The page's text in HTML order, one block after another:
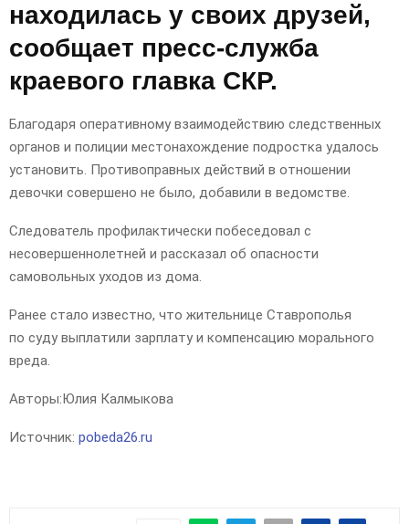
находилась у своих друзей,
сообщает пресс-служба
краевого главка СКР.
Благодаря оперативному взаимодействию следственных
органов и полиции местонахождение подростка удалось
установить. Противоправных действий в отношении
девочки совершено не было, добавили в ведомстве.
Следователь профилактически побеседовал с
несовершеннолетней и рассказал об опасности
самовольных уходов из дома.
Ранее стало известно, что жительнице Ставрополья
по суду выплатили зарплату и компенсацию морального
вреда.
Авторы: Юлия Калмыкова
Источник: pobeda26.ru